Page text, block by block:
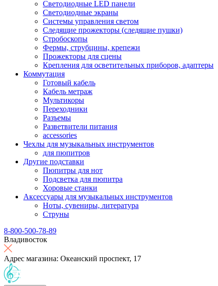
Светодиодные LED панели
Светодиодные экраны
Системы управления светом
Следящие прожекторы (следящие пушки)
Стробоскопы
Фермы, струбцины, крепежи
Прожекторы для сцены
Крепления для осветительных приборов, адаптеры
Коммутация
Готовый кабель
Кабель метраж
Мультикоры
Переходники
Разъемы
Разветвители питания
accessories
Чехлы для музыкальных инструментов
для пюпитров
Другие подставки
Пюпитры для нот
Подсветка для пюпитра
Хоровые станки
Аксессуары для музыкальных инструментов
Ноты, сувениры, литература
Струны
8-800-500-78-89
Владивосток
Адрес магазина: Океанский проспект, 17